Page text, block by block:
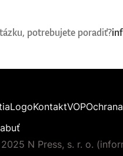
potrebujete poradiť?
LogoKontaktVOP
N Press, s. r. o.